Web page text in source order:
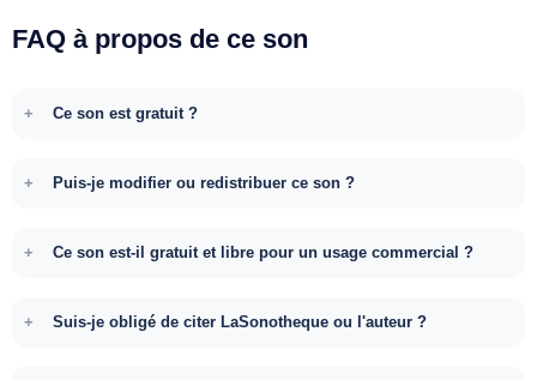
FAQ à propos de ce son
Ce son est gratuit ?
Puis-je modifier ou redistribuer ce son ?
Ce son est-il gratuit et libre pour un usage commercial ?
Suis-je obligé de citer LaSonotheque ou l'auteur ?